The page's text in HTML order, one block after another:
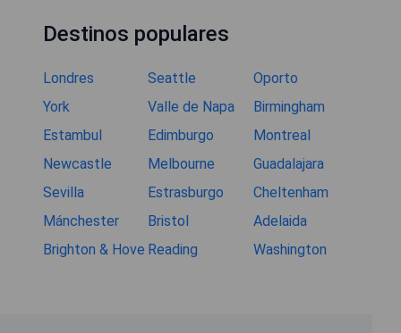
Destinos populares
Londres Seattle
Oporto
York
Valle de Napa
Birmingham
Estambul
Edimburgo
Montreal
Newcastle
Melbourne
Guadalajara
Sevilla
Estrasburgo
Cheltenham
Mánchester
Bristol
Adelaida
Brighton & Hove Reading Washington